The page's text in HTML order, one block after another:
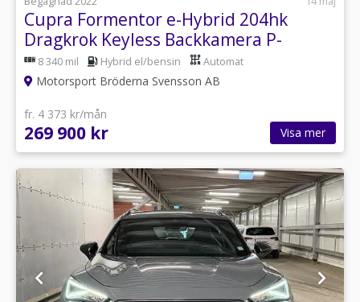
Cupra Formentor e-Hybrid 204hk
Dragkrok Keyless Backkamera P-
Sensorer
8 340 mil Hybrid el/bensin Automat
Motorsport Bröderna Svensson AB
fr. 4 373 kr/mån
269 900 kr Visa mer